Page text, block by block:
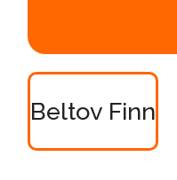
Beltov Finn